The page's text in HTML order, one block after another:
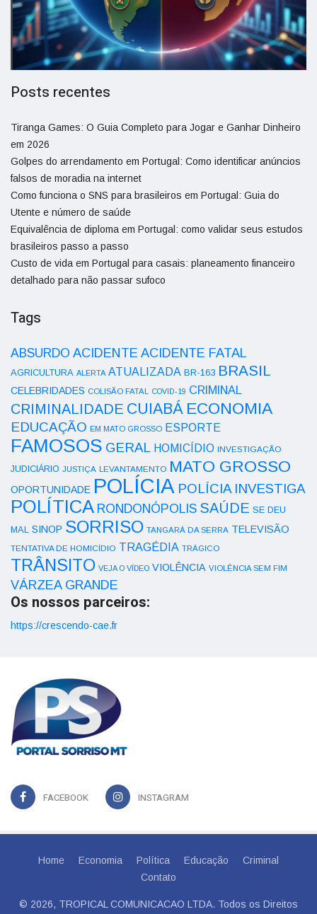
Posts recentes
Tiranga Games: O Guia Completo para Jogar e Ganhar Dinheiro
em 2026
Golpes do arrendamento em Portugal: Como identificar anúncios
falsos de moradia na internet
Como funciona o SNS para brasileiros em Portugal: Guia do
Utente e número de saúde
Equivalência de diploma em Portugal: como validar seus estudos
brasileiros passo a passo
Custo de vida em Portugal para casais: planeamento financeiro
detalhado para não passar sufoco
Tags
ABSURDO ACIDENTE ACIDENTE FATAL
AGRICULTURA ALERTA ATUALIZADA BR-163 BRASIL
CELEBRIDADES COLISÃO FATAL COVID-19 CRIMINAL
CRIMINALIDADE CUIABÁ ECONOMIA
EDUCAÇÃO EM MATO GROSSO ESPORTE
FAMOSOS GERAL HOMICÍDIO INVESTIGAÇÃO
JUDICIÁRIO JUSTIÇA LEVANTAMENTO MATO GROSSO
OPORTUNIDADE POLÍCIA POLÍCIA INVESTIGA
POLÍTICA RONDONÓPOLIS SAÚDE SE DEU
MAL SINOP SORRISO TANGARÁ DA SERRA TELEVISÃO
TENTATIVA DE HOMICÍDIO TRAGÉDIA TRÁGICO
TRÂNSITO VEJA O VÍDEO VIOLÊNCIA VIOLÊNCIA SEM FIM
VÁRZEA GRANDE
Os nossos parceiros:
https://crescendo-cae.fr
FACEBOOK INSTAGRAM
Home Economia Política Educação
Criminal
Contato
© 2026, TROPICAL COMUNICACAO LTDA. Todos os Direitos